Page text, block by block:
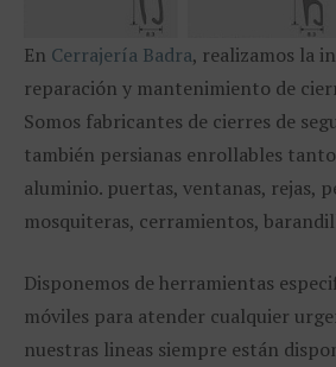
En Cerrajería Badra, realizamos la
reparación y mantenimiento de
Somos fabricantes de cierres de
también persianas enrollables
aluminio. puertas, ventanas, rejas,
mosquiteras, cerramientos,
Disponemos de herramientas
móviles para atender cualquier
nuestras lineas siempre están